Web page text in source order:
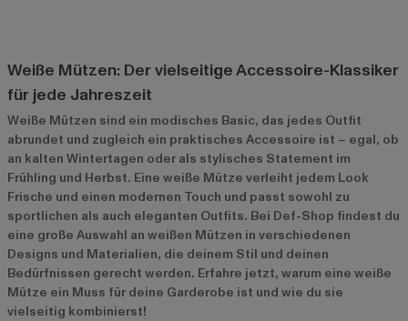
Weiße Mützen: Der vielseitige Accessoire-Klassiker
für jede Jahreszeit
Weiße Mützen sind ein modisches Basic, das jedes Outfit
abrundet und zugleich ein praktisches Accessoire ist – egal, ob
an kalten Wintertagen oder als stylisches Statement im
Frühling und Herbst. Eine weiße Mütze verleiht jedem Look
Frische und einen modernen Touch und passt sowohl zu
sportlichen als auch eleganten Outfits. Bei Def-Shop findest du
eine große Auswahl an weißen Mützen in verschiedenen
Designs und Materialien, die deinem Stil und deinen
Bedürfnissen gerecht werden. Erfahre jetzt, warum eine weiße
Mütze ein Muss für deine Garderobe ist und wie du sie
vielseitig kombinierst!